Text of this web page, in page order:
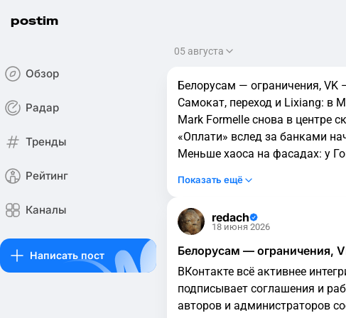
postim
Обзор
Радар
Тренды
Рейтинг
Каналы
Написать пост
05 августа
Белорусам — ограничения, VK
Самокат, переход и Lixiang: в
Mark Formelle снова в центре
«Оплати» вслед за банками
Меньше хаоса на фасадах: у
Показать ещё
redach
18 июня 2026
Белорусам — ограничения,
ВКонтакте всё активнее
подписывает соглашения и
авторов и администраторов